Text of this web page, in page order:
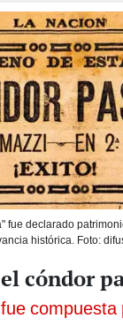
fue declarado
histórica. Foto:
cóndor
compuesta